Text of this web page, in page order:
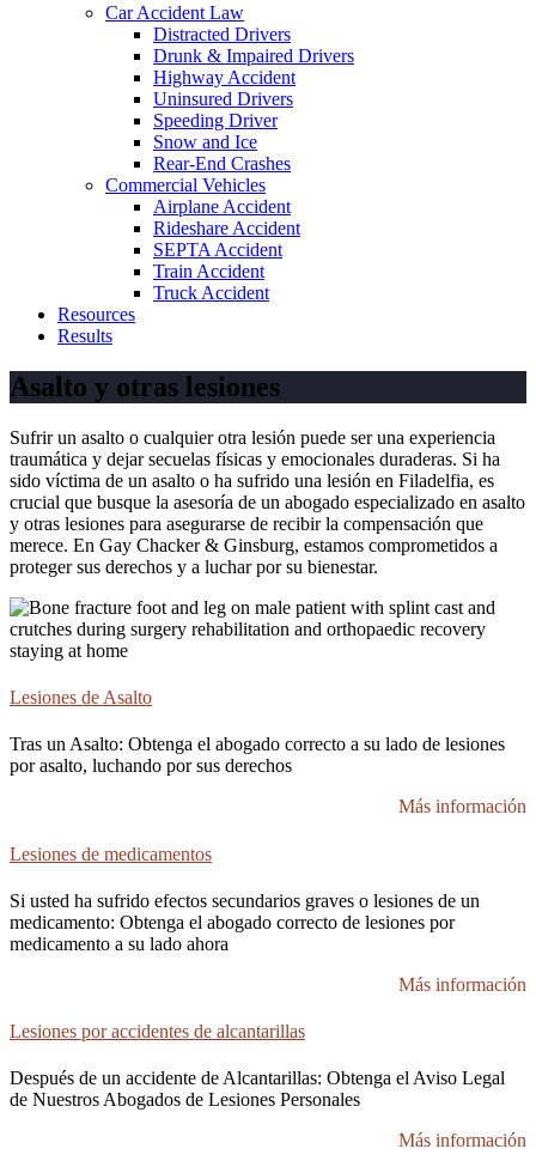
Car Accident Law
Distracted Drivers
Drunk & Impaired Drivers
Highway Accident
Uninsured Drivers
Speeding Driver
Snow and Ice
Rear-End Crashes
Commercial Vehicles
Airplane Accident
Rideshare Accident
SEPTA Accident
Train Accident
Truck Accident
Resources
Results
Asalto y otras lesiones
Sufrir un asalto o cualquier otra lesión puede ser una experiencia
traumática y dejar secuelas físicas y emocionales duraderas. Si ha
sido víctima de un asalto o ha sufrido una lesión en Filadelfia, es
crucial que busque la asesoría de un abogado especializado en asalto
y otras lesiones para asegurarse de recibir la compensación que
merece. En Gay Chacker & Ginsburg, estamos comprometidos a
proteger sus derechos y a luchar por su bienestar.
Lesiones de Asalto
Tras un Asalto: Obtenga el abogado correcto a su lado de lesiones
por asalto, luchando por sus derechos
Más información
Lesiones de medicamentos
Si usted ha sufrido efectos secundarios graves o lesiones de un
medicamento: Obtenga el abogado correcto de lesiones por
medicamento a su lado ahora
Más información
Lesiones por accidentes de alcantarillas
Después de un accidente de Alcantarillas: Obtenga el Aviso Legal
de Nuestros Abogados de Lesiones Personales
Más información